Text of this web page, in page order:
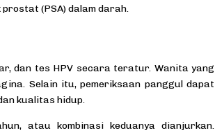
(PSA) dalam darah.
dan tes HPV secara teratur. Wanita yang
Selain itu, pemeriksaan panggul dapat
kualitas hidup.
atau kombinasi keduanya dianjurkan.